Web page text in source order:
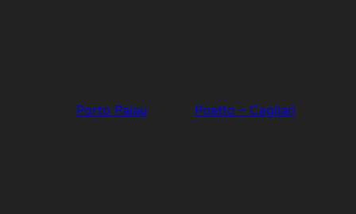
Porto Palau Poetto – Cagliari